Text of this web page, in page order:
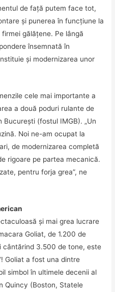
de faţă putem face tot,
şi punerea în funcţiune la
gălăţene. Pe lângă
însemnată în
şi modernizarea unor
cele mai importante a
a două poduri rulante de
(fostul IMGB). „Un
Noi ne-am ocupat la
de modernizarea completă
rigoare pe partea mecanică.
pentru forja grea”, ne
şi mai grea lucrare
Goliat, de 1.200 de
cântărind 3.500 de tone, este
Goliat a fost una dintre
simbol în ultimele decenii al
Quincy (Boston, Statele